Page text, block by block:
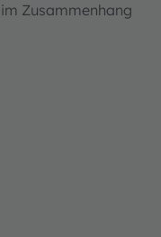
Zusammenhang